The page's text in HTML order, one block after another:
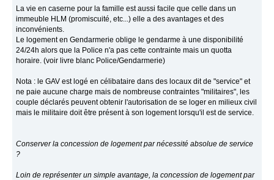
La vie en caserne pour la famille est aussi facile que celle dans un
immeuble HLM (promiscuité, etc...) elle a des avantages et des
inconvénients.
Le logement en Gendarmerie oblige le gendarme à une disponibilité
24/24h alors que la Police n'a pas cette contrainte mais un quotta
horaire. (voir livre blanc Police/Gendarmerie)
Nota : le GAV est logé en célibataire dans des locaux dit de "service" et
ne paie aucune charge mais de nombreuse contraintes "militaires", les
couple déclarés peuvent obtenir l'autorisation de se loger en milieux civil
mais le militaire doit être présent à son logement lorsqu'il est de service.
Conserver la concession de logement par nécessité absolue de service
?
Loin de représenter un simple avantage, la concession de logement par